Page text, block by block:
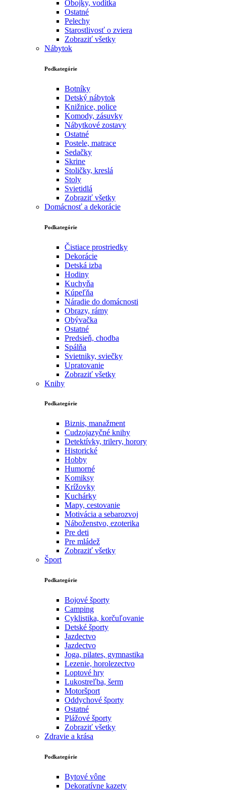
Obojky, vodítka
Ostatné
Pelechy
Starostlivosť o zviera
Zobraziť všetky
Nábytok
Podkategórie
Botníky
Detský nábytok
Knižnice, police
Komody, zásuvky
Nábytkové zostavy
Ostatné
Postele, matrace
Sedačky
Skrine
Stoličky, kreslá
Stoly
Svietidlá
Zobraziť všetky
Domácnosť a dekorácie
Podkategórie
Čistiace prostriedky
Dekorácie
Detská izba
Hodiny
Kuchyňa
Kúpeľňa
Náradie do domácnosti
Obrazy, rámy
Obývačka
Ostatné
Predsieň, chodba
Spálňa
Svietniky, sviečky
Upratovanie
Zobraziť všetky
Knihy
Podkategórie
Biznis, manažment
Cudzojazyčné knihy
Detektívky, trilery, horory
Historické
Hobby
Humorné
Komiksy
Krížovky
Kuchárky
Mapy, cestovanie
Motivácia a sebarozvoj
Náboženstvo, ezoterika
Pre deti
Pre mládež
Zobraziť všetky
Šport
Podkategórie
Bojové športy
Camping
Cyklistika, korčuľovanie
Detské športy
Jazdectvo
Jazdectvo
Joga, pilates, gymnastika
Lezenie, horolezectvo
Loptové hry
Lukostreľba, šerm
Motoršport‎
Oddychové športy
Ostatné
Plážové športy
Zobraziť všetky
Zdravie a krása
Podkategórie
Bytové vône
Dekoratívne kazety